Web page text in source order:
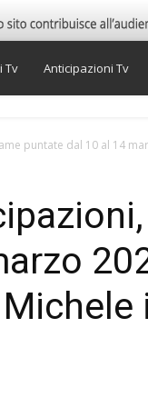
Tv Anticipazioni Tv
puntate dal 10 al 14